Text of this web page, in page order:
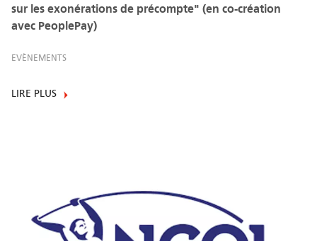
sur les exonérations de précompte" (en co-création
avec PeoplePay)
EVÈNEMENTS
LIRE PLUS